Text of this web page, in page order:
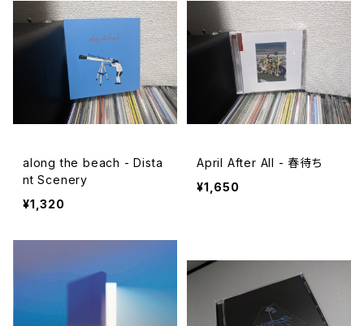
along the beach - Dista
nt Scenery
¥1,320
April After All - 春待ち
¥1,650